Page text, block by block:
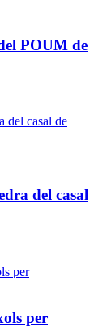
POUM de
del casal
per